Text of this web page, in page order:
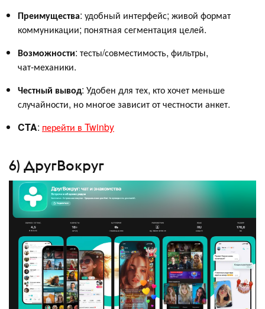
Преимущества: удобный интерфейс; живой формат
коммуникации; понятная сегментация целей.
Возможности: тесты/совместимость, фильтры,
чат‑механики.
Честный вывод: Удобен для тех, кто хочет меньше
случайности, но многое зависит от честности анкет.
CTA: перейти в Twinby
6) ДругВокруг